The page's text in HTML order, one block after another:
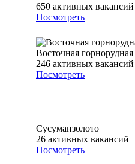
650 активных вакансий
Посмотреть
Восточная
246 активных вакансий
Посмотреть
Сусуманзолото
26 активных вакансий
Посмотреть